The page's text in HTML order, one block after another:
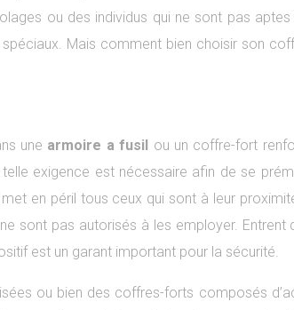
ou des individus qui ne sont pas
Mais comment bien choisir son
une armoire a fusil ou un coffre-fort
exigence est nécessaire afin de se
en péril tous ceux qui sont à leur
sont pas autorisés à les employer. Entrent
est un garant important pour la sécurité.
ou bien des coffres-forts composés